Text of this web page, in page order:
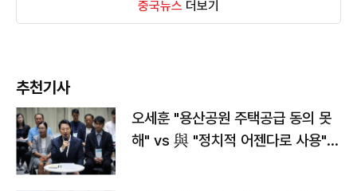
중국뉴스 더보기
추천기사
오세훈 "용산공원 주택공급 동의 못
해" vs 與 "정치적 어젠다로 사용"